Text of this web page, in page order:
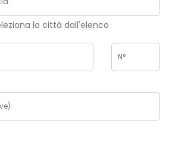
la città dall'elenco